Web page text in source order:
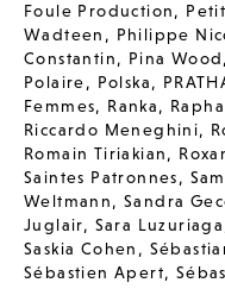
Foule Production,
Wadteen , Philippe
Constantin, Pina Wood,
Polaire, Polska,
Femmes, Ranka,
Riccardo Meneghini,
Romain Tiriakian,
Saintes Patronnes,
Weltmann,Sandra
Juglair, Sara Luzuriaga
Saskia Cohen ,
Sébastien Apert,